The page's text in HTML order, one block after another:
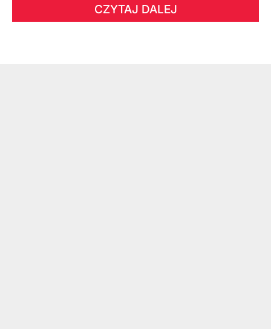
CZYTAJ DALEJ